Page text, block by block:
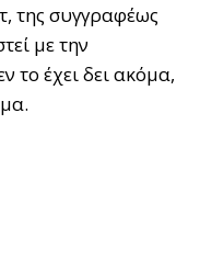
της συγγραφέως
με την
το έχει δει ακόμα,